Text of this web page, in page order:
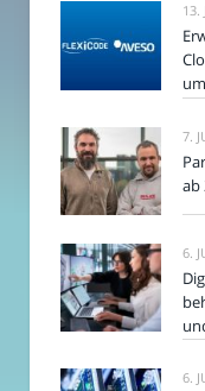
13.
7.
ab
6.
6.